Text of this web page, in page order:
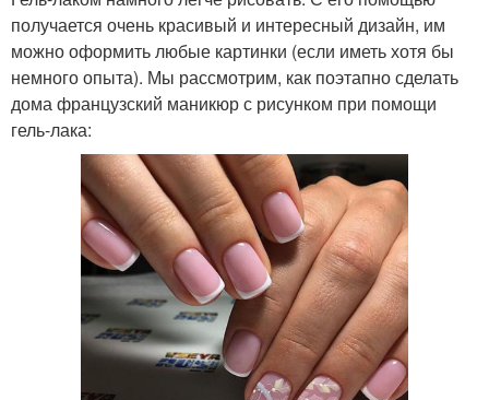
получается очень красивый и интересный дизайн, им
можно оформить любые картинки (если иметь хотя бы
немного опыта). Мы рассмотрим, как поэтапно сделать
дома французский маникюр с рисунком при помощи
гель-лака: